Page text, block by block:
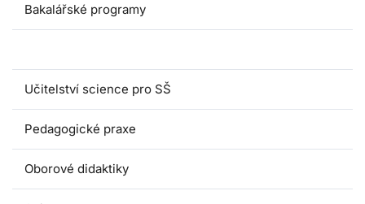
Bakalářské programy
Učitelství science pro SŠ
Pedagogické praxe
Oborové didaktiky